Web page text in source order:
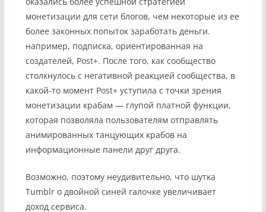
монетизации для сети блогов, чем некоторые из ее
более законных попыток заработать деньги.
например, подписка, ориентированная на
создателей, Post+. После того, как сообщество
столкнулось с негативной реакцией сообщества, в
какой-то момент Post+ уступила с точки зрения
монетизации крабам — глупой платной функции,
которая позволяла пользователям отправлять
анимированных танцующих крабов на
информационные панели друг друга.
Возможно, поэтому неудивительно, что шутка
Tumblr о двойной синей галочке увеличивает
доход сервиса.